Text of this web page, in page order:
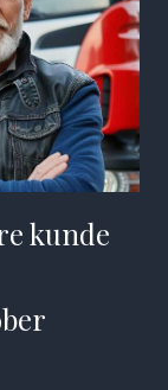
kunde